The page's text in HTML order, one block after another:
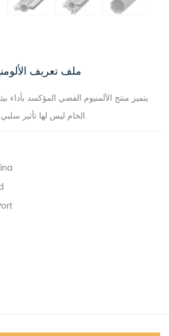
ملف تعريف
يتميز منتج الألمنيوم الفضي المؤكسد بأداء
الخام ليس لها تأثير سلبي على جسم الإنسان والبيئة.